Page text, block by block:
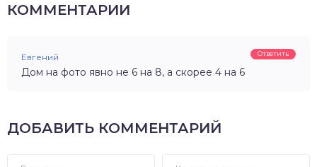
КОММЕНТАРИИ
Евгений Ответить
Дом на фото явно не 6 на 8, а скорее 4 на 6
ДОБАВИТЬ КОММЕНТАРИЙ